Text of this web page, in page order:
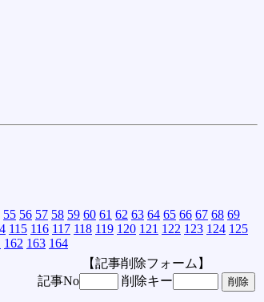
55 56 57 58 59 60 61 62 63 64 65 66 67 68 69
115 116 117 118 119 120 121 122 123 124 125
162 163 164
【記事削除フォーム】
記事No
削除キー